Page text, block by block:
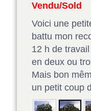
Vendu/Sold
Voici une
battu mon
12 h de
en deux ou
Mais bon
un petit coup